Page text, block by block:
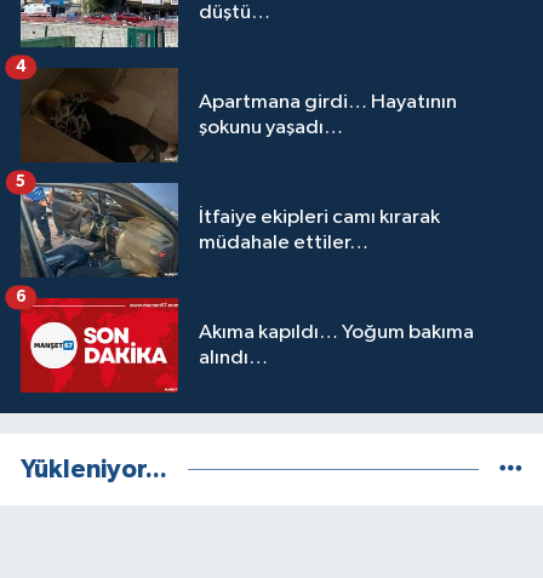
düştü…
Apartmana girdi… Hayatının
şokunu yaşadı…
4
İtfaiye ekipleri camı kırarak
müdahale ettiler…
5
Akıma kapıldı… Yoğum bakıma
alındı…
6
Yükleniyor...